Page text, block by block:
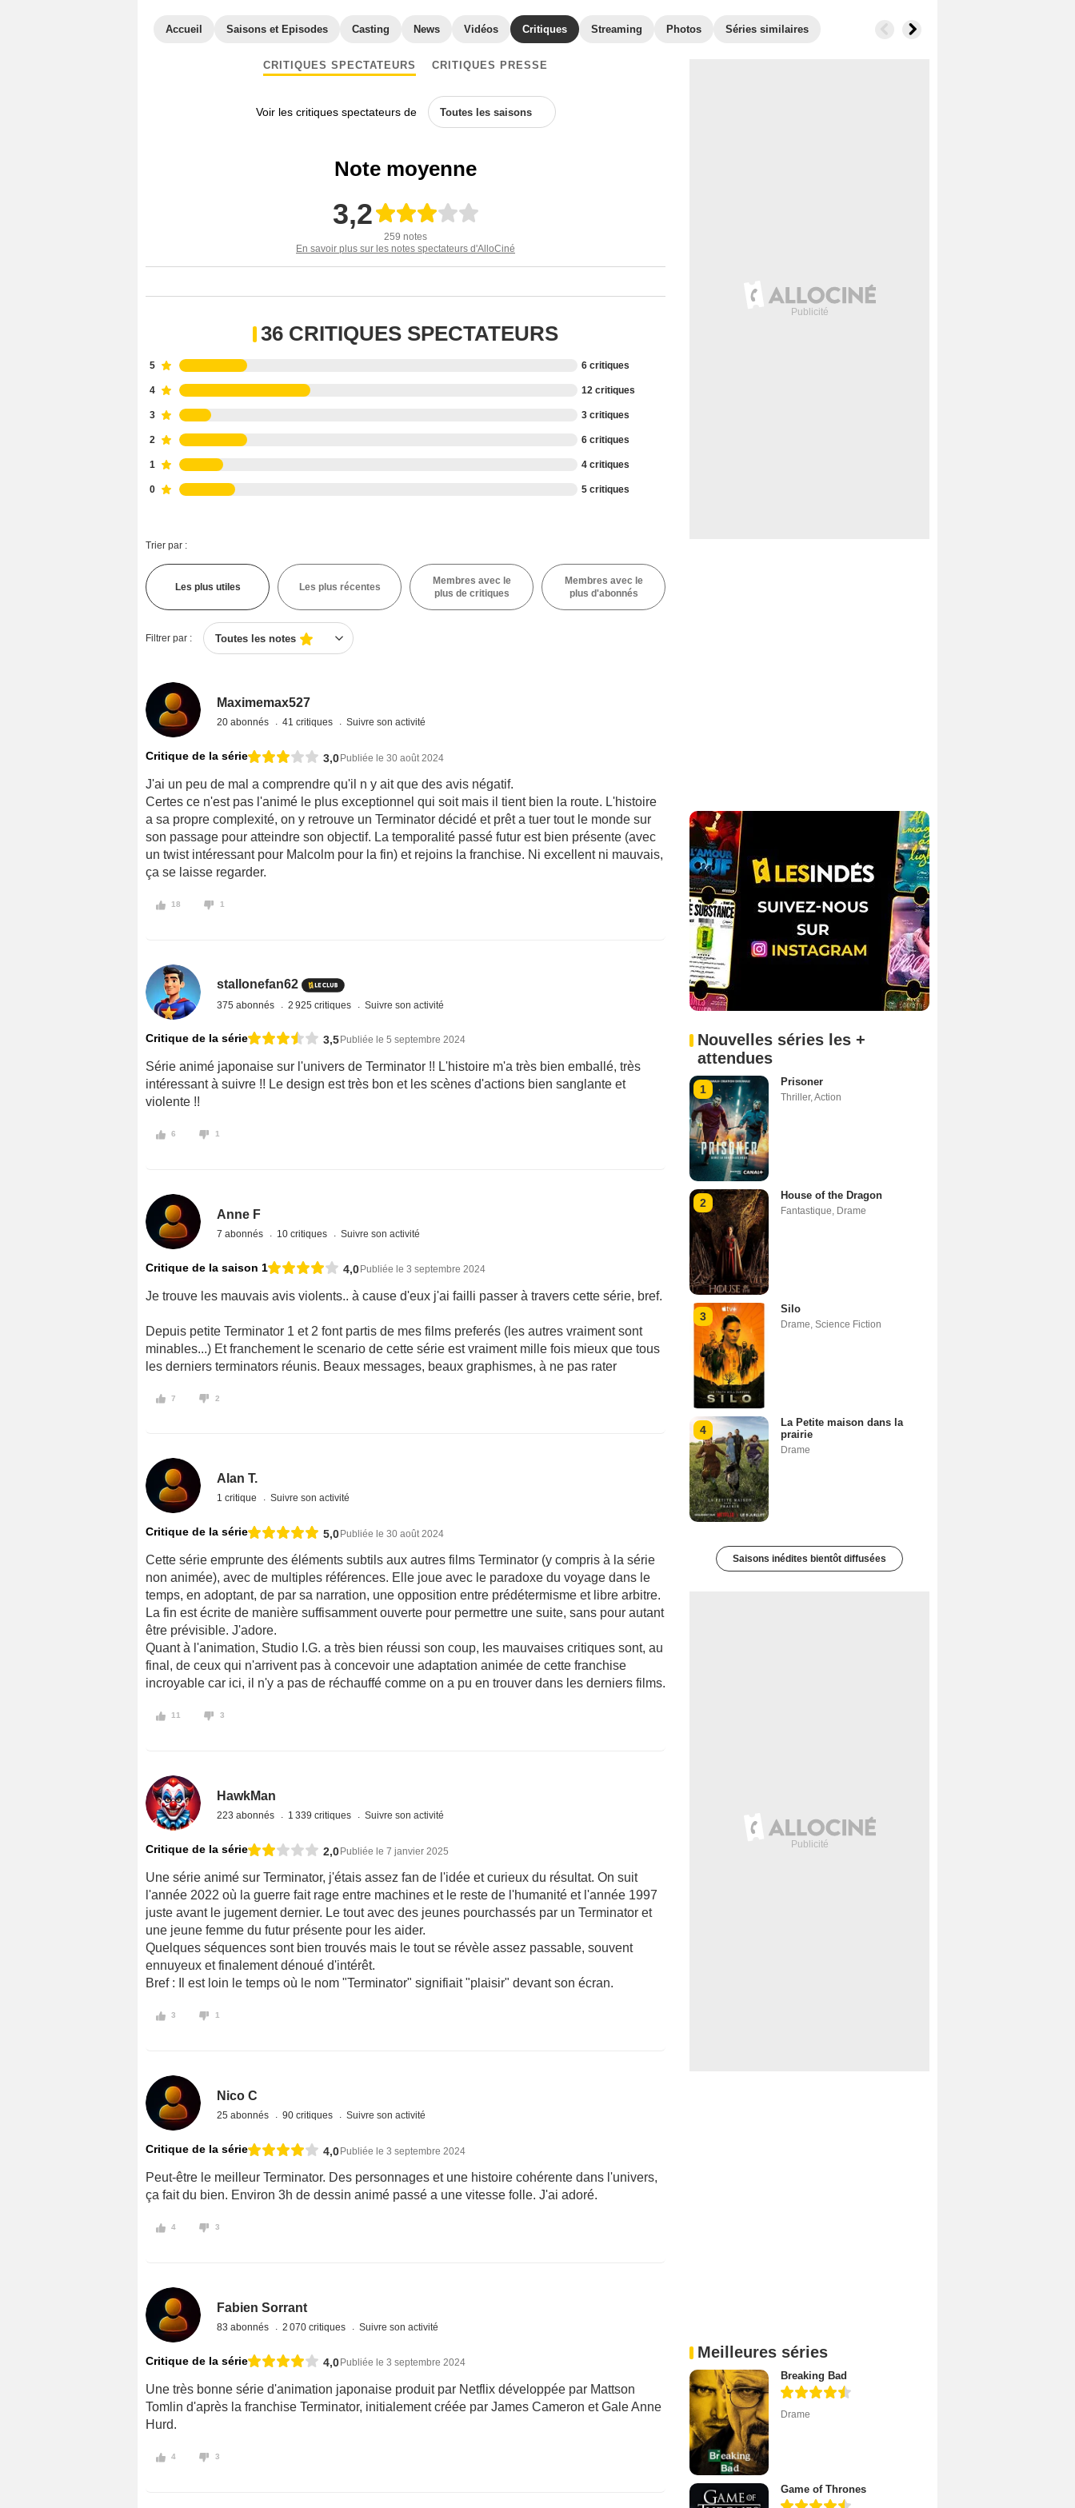
Accueil Saisons et Episodes Casting News Vidéos Critiques Streaming Photos Séries similaires
CRITIQUES SPECTATEURS CRITIQUES PRESSE
Voir les critiques spectateurs de Toutes les saisons
Note moyenne
3,2
259 notes
En savoir plus sur les notes spectateurs d'AlloCiné
36 CRITIQUES SPECTATEURS
5 6 critiques
4 12 critiques
3 3 critiques
2 6 critiques
1 4 critiques
0 5 critiques
Trier par :
Les plus utiles Les plus récentes
Membres avec le
plus de critiques
Membres avec le
plus d'abonnés
Filtrer par : Toutes les notes
Maximemax527
20 abonnés 41 critiques Suivre son activité
Critique de la série 3,0Publiée le 30 août 2024
J'ai un peu de mal a comprendre qu'il n y ait que des avis négatif.
Certes ce n'est pas l'animé le plus exceptionnel qui soit mais il tient bien la route. L'histoire
a sa propre complexité, on y retrouve un Terminator décidé et prêt a tuer tout le monde sur
son passage pour atteindre son objectif. La temporalité passé futur est bien présente (avec
un twist intéressant pour Malcolm pour la fin) et rejoins la franchise. Ni excellent ni mauvais,
ça se laisse regarder.
18 1
stallonefan62
375 abonnés 2 925 critiques Suivre son activité
Critique de la série 3,5 Publiée le 5 septembre 2024
Série animé japonaise sur l'univers de Terminator !! L'histoire m'a très bien emballé, très
intéressant à suivre !! Le design est très bon et les scènes d'actions bien sanglante et
violente !!
6 1
Anne F
7 abonnés 10 critiques Suivre son activité
Critique de la saison 1 4,0 Publiée le 3 septembre 2024
Je trouve les mauvais avis violents.. à cause d'eux j'ai failli passer à travers cette série, bref.
Depuis petite Terminator 1 et 2 font partis de mes films preferés (les autres vraiment sont
minables...) Et franchement le scenario de cette série est vraiment mille fois mieux que tous
les derniers terminators réunis. Beaux messages, beaux graphismes, à ne pas rater
7 2
Alan T.
1 critique Suivre son activité
Critique de la série 5,0 Publiée le 30 août 2024
Cette série emprunte des éléments subtils aux autres films Terminator (y compris à la série
non animée), avec de multiples références. Elle joue avec le paradoxe du voyage dans le
temps, en adoptant, de par sa narration, une opposition entre prédétermisme et libre arbitre.
La fin est écrite de manière suffisamment ouverte pour permettre une suite, sans pour autant
être prévisible. J'adore.
Quant à l'animation, Studio I.G. a très bien réussi son coup, les mauvaises critiques sont, au
final, de ceux qui n'arrivent pas à concevoir une adaptation animée de cette franchise
incroyable car ici, il n'y a pas de réchauffé comme on a pu en trouver dans les derniers films.
11 3
HawkMan
223 abonnés 1 339 critiques Suivre son activité
Critique de la série 2,0Publiée le 7 janvier 2025
Une série animé sur Terminator, j'étais assez fan de l'idée et curieux du résultat. On suit
l'année 2022 où la guerre fait rage entre machines et le reste de l'humanité et l'année 1997
juste avant le jugement dernier. Le tout avec des jeunes pourchassés par un Terminator et
une jeune femme du futur présente pour les aider.
Quelques séquences sont bien trouvés mais le tout se révèle assez passable, souvent
ennuyeux et finalement dénoué d'intérêt.
Bref : Il est loin le temps où le nom "Terminator" signifiait "plaisir" devant son écran.
3 1
Nico C
25 abonnés 90 critiques Suivre son activité
Critique de la série 4,0Publiée le 3 septembre 2024
Peut-être le meilleur Terminator. Des personnages et une histoire cohérente dans l'univers,
ça fait du bien. Environ 3h de dessin animé passé a une vitesse folle. J'ai adoré.
4 3
Fabien Sorrant
83 abonnés 2 070 critiques Suivre son activité
Critique de la série 4,0 Publiée le 3 septembre 2024
Une très bonne série d'animation japonaise produit par Netflix développée par Mattson
Tomlin d'après la franchise Terminator, initialement créée par James Cameron et Gale Anne
Hurd.
4 3
Nouvelles séries les +
attendues
1
Prisoner
Thriller,Action
2
House of the Dragon
Fantastique, Drame
3
Silo
Drame, Science Fiction
4
La Petite maison dans la
prairie
Drame
Saisons inédites bientôt diffusées
Meilleures séries
Breaking Bad
Drame
Game of Thrones